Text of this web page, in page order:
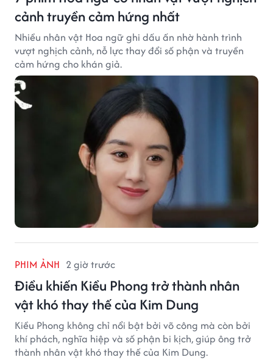
cảnh truyền cảm hứng nhất
Nhiều nhân vật Hoa ngữ ghi dấu ấn nhờ hành trình
vượt nghịch cảnh, nỗ lực thay đổi số phận và truyền
cảm hứng cho khán giả.
PHIM ẢNH 2 giờ trước
Điều khiến Kiều Phong trở thành nhân
vật khó thay thế của Kim Dung
Kiều Phong không chỉ nổi bật bởi võ công mà còn bởi
khí phách, nghĩa hiệp và số phận bi kịch, giúp ông trở
thành nhân vật khó thay thế của Kim Dung.